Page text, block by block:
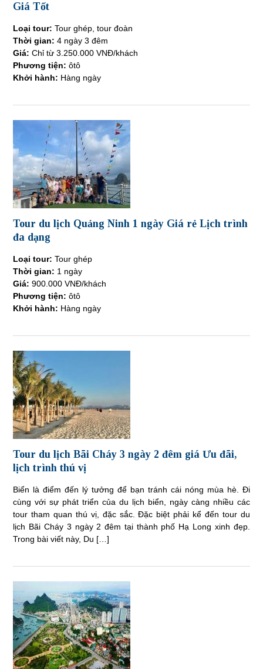
Giá Tốt
Loại tour:Tour ghép, tour đoàn
Thời gian: 4 ngày 3 đêm
Giá:Chỉ từ 3.250.000 VNĐ/khách
Phương tiện:ôtô
Khởi hành: Hàng ngày
Tour du lịch Quảng Ninh 1 ngày Giá rẻ Lịch trình
đa dạng
Loại tour:Tour ghép
Thời gian: 1 ngày
Giá:900.000 VNĐ/khách
Phương tiện:ôtô
Khởi hành: Hàng ngày
Tour du lịch Bãi Cháy 3 ngày 2 đêm giá Ưu đãi,
lịch trình thú vị
Biển là điểm đến lý tưởng để bạn tránh cái nóng mùa hè. Đi
cùng với sự phát triển của du lịch biển, ngày càng nhiều các
tour tham quan thú vị, đặc sắc. Đặc biệt phải kể đến tour du
lịch Bãi Cháy 3 ngày 2 đêm tại thành phố Hạ Long xinh đẹp.
Trong bài viết này, Du […]